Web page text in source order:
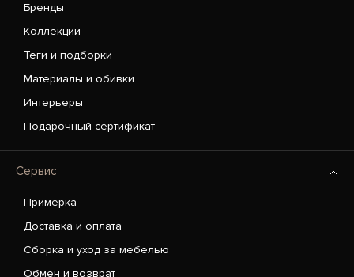
Бренды
Коллекции
Теги и подборки
Материалы и обивки
Интерьеры
Подарочный сертификат
Сервис
Примерка
Доставка и оплата
Сборка и уход за мебелью
Обмен и возврат